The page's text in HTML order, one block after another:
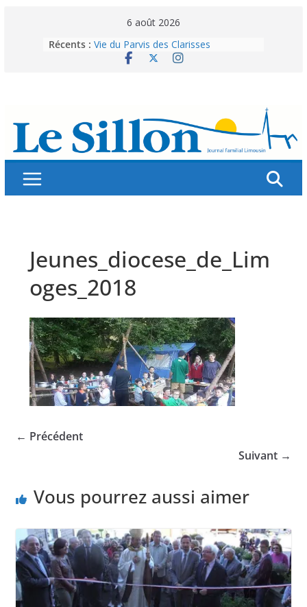
6 août 2026
Récents : Vie du Parvis des Clarisses
La brochure « Des vacances
Splendeurs murales de nos églises
Abonnez-vous ! Réabonnez-vous !
Jeunes_diocese_de_Lim
oges_2018
← Précédent
Suivant →
Vous pourrez aussi aimer